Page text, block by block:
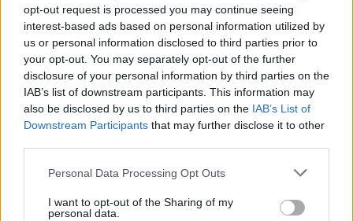
opt-out request is processed you may continue seeing
interest-based ads based on personal information utilized by
us or personal information disclosed to third parties prior to
your opt-out. You may separately opt-out of the further
disclosure of your personal information by third parties on the
IAB’s list of downstream participants. This information may
also be disclosed by us to third parties on the IAB’s List of
Downstream Participants that may further disclose it to other
Please note that this website/app uses one or more Google
not limited to your visit or usage behaviour. You may click to
Personal Data Processing Opt Outs
I want to opt-out of the Sharing of my
personal data.
Ez csak a családra tartozik! Vagy
mégsem?
Nehéz a kérdésben igazságot tenni, de mint szinte
minden esetében a mérték és az egyensúly a
kulcsszó. A filmben főbenjáró bűnnek, egyenesen
árulásnak tekintette a család, hogy a dada párt
merészelt keresni magának annyi év után.
Ha a családon belüli erőszakot vesszük (nem kell
gyerekbántalmazásra) akkor azt hiszem mind